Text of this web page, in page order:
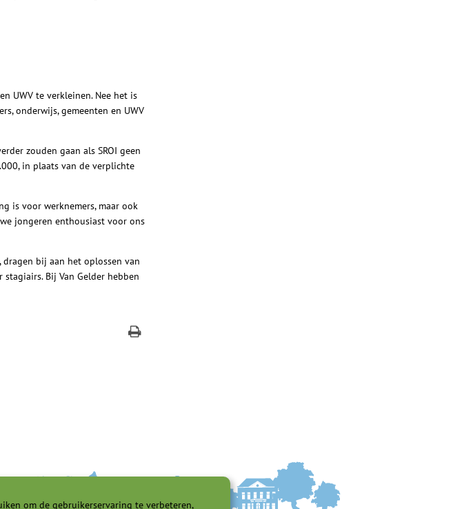
om de gebruikerservaring te verbeteren,
UWV te verkleinen. Nee het is
onderwijs, gemeenten en UWV
zouden gaan als SROI geen
in plaats van de verplichte
is voor werknemers, maar ook
jongeren enthousiast voor ons
bij aan het oplossen van
Bij Van Gelder hebben